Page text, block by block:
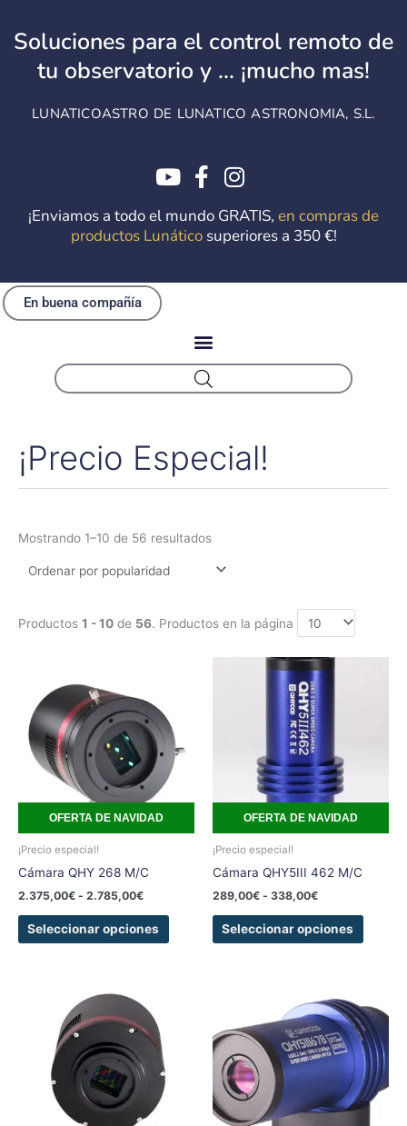
contenido
Soluciones para el control remoto de
tu observatorio y ... ¡mucho mas!
LUNATICOASTRO DE LUNATICO ASTRONOMIA, S.L.
¡Enviamos a todo el mundo GRATIS, en compras de
productos Lunáticosuperiores a 350 €!
En buena compañía
¡Precio Especial!
Mostrando 1–10 de 56 resultados
Ordenado
por
Productos 1 - 10 de 56. Productos en la página
OFERTA DE NAVIDAD
¡Precio especial!
Cámara QHY 268 M/C
2.375,00€ - 2.785,00€
desde
2.375,00€
hasta
2.785,00€
Seleccionar opciones
múltiples
variantes.
Las
se
producto
OFERTA DE NAVIDAD
¡Precio especial!
Cámara QHY5III 462 M/C
289,00€ - 338,00€
Rango
Seleccionar opciones
se
de
precios:
desde
1.185,00€
hasta
1.550,00€
múltiples
variantes.
opciones
de
precios:
desde
370,00€
hasta
430,00€
tiene
Las